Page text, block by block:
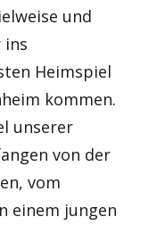
und
ins
Heimspiel
kommen.
unserer
von der
vom
einem jungen